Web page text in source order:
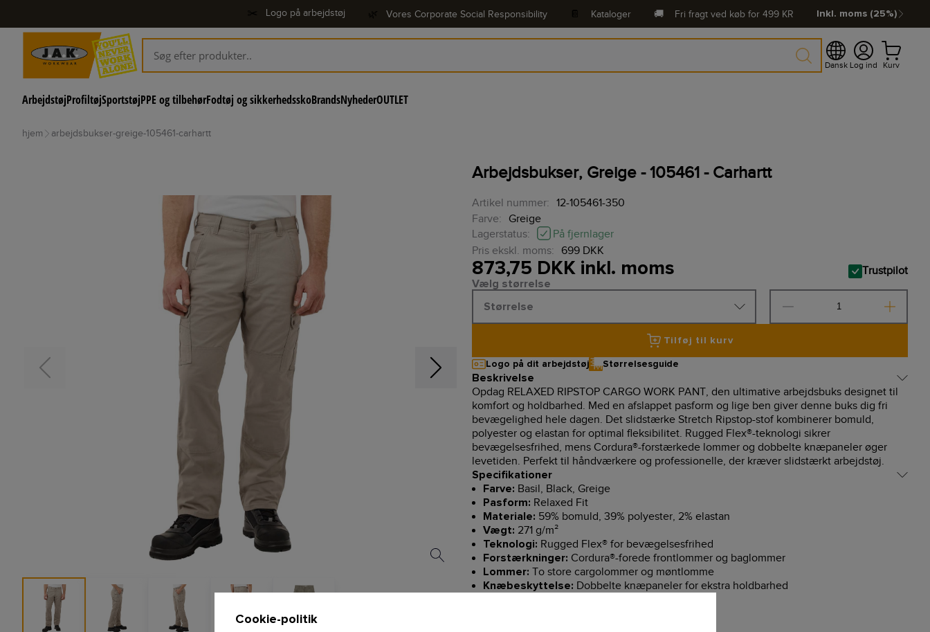
Logo på arbejdstøj Vores Corporate Social Responsibility Kataloger 🚚 Fri fragt ved køb for 499 KR Inkl. moms (25%)
Dansk Log ind Kurv
ArbejdstøjProfiltøjSportstøjPPE og tilbehørFodtøj og sikkerhedsskoBrandsNyhederOUTLET
hjem arbejdsbukser-greige-105461-carhartt
Cookie-politik
Arbejdsbukser, Greige - 105461 - Carhartt
Artikel nummer:
12-105461-350
Farve:
Greige
Lagerstatus:
På fjernlager
Pris ekskl. moms:
699 DKK
873,75 DKK inkl. moms Trustpilot
Vælg størrelse
Størrelse
Tilføj til kurv
Logo på dit arbejdstøj Størrelsesguide
Beskrivelse
Opdag RELAXED RIPSTOP CARGO WORK PANT, den ultimative arbejdsbuks designet til
komfort og holdbarhed. Med en afslappet pasform og lige ben giver denne buks dig fri
bevægelighed hele dagen. Det slidstærke Stretch Ripstop-stof kombinerer bomuld,
polyester og elastan for optimal fleksibilitet. Rugged Flex®-teknologi sikrer
bevægelsesfrihed, mens Cordura®-forstærkede lommer og dobbelte knæpaneler øger
levetiden. Perfekt til håndværkere og professionelle, der kræver slidstærkt arbejdstøj.
Specifikationer
Farve: Basil, Black, Greige
Pasform: Relaxed Fit
Materiale: 59% bomuld, 39% polyester, 2% elastan
Vægt: 271 g/m²
Teknologi: Rugged Flex® for bevægelsesfrihed
Forstærkninger: Cordura®-forede frontlommer og baglommer
Lommer: To store cargolommer og møntlomme
Knæbeskyttelse: Dobbelte knæpaneler for ekstra holdbarhed